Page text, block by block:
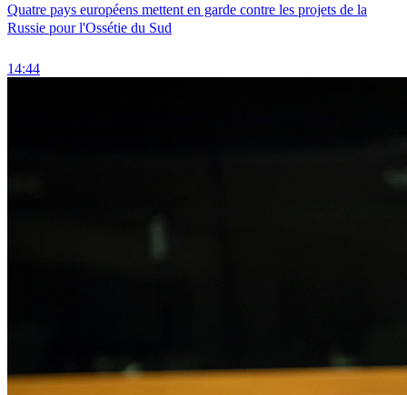
Quatre pays européens mettent en garde contre les projets de la
Russie pour l'Ossétie du Sud
14:44